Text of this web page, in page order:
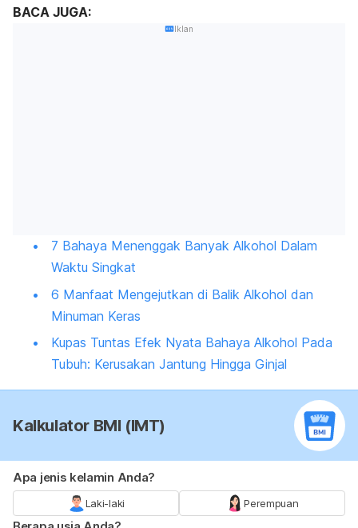
BACA JUGA:
Iklan
7 Bahaya Menenggak Banyak Alkohol Dalam
Waktu Singkat
6 Manfaat Mengejutkan di Balik Alkohol dan
Minuman Keras
Kupas Tuntas Efek Nyata Bahaya Alkohol Pada
Tubuh: Kerusakan Jantung Hingga Ginjal
Kalkulator BMI (IMT)
Apa jenis kelamin Anda?
Laki-laki Perempuan